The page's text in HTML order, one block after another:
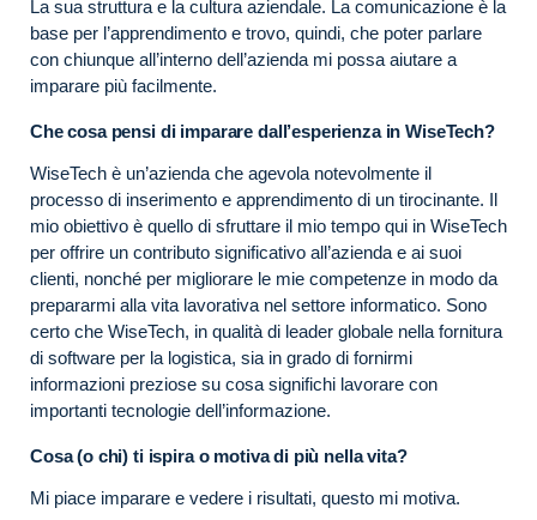
La sua struttura e la cultura aziendale. La comunicazione è la
base per l’apprendimento e trovo, quindi, che poter parlare
con chiunque all’interno dell’azienda mi possa aiutare a
imparare più facilmente.
Che cosa pensi di imparare dall’esperienza in WiseTech?
WiseTech è un’azienda che agevola notevolmente il
processo di inserimento e apprendimento di un tirocinante. Il
mio obiettivo è quello di sfruttare il mio tempo qui in WiseTech
per offrire un contributo significativo all’azienda e ai suoi
clienti, nonché per migliorare le mie competenze in modo da
prepararmi alla vita lavorativa nel settore informatico. Sono
certo che WiseTech, in qualità di leader globale nella fornitura
di software per la logistica, sia in grado di fornirmi
informazioni preziose su cosa significhi lavorare con
importanti tecnologie dell’informazione.
Cosa (o chi) ti ispira o motiva di più nella vita?
Mi piace imparare e vedere i risultati, questo mi motiva.